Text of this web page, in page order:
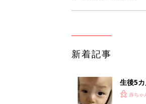
新着記事
生後5
の生活
赤ちゃ